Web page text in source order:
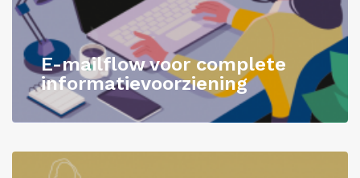
Inloggen
E-mailflow voor complete
informatievoorziening